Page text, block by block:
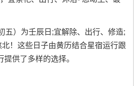
五）为壬辰日;宜解除、出行、修造;
！这些日子由黄历结合星宿运行跟
供了多样的选择。